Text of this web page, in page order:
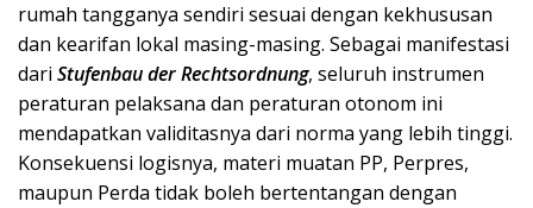
rumah tangganya sendiri sesuai dengan kekhususan
dan kearifan lokal masing-masing. Sebagai manifestasi
dari Stufenbau der Rechtsordnung, seluruh instrumen
peraturan pelaksana dan peraturan otonom ini
mendapatkan validitasnya dari norma yang lebih tinggi.
Konsekuensi logisnya, materi muatan PP, Perpres,
maupun Perda tidak boleh bertentangan dengan